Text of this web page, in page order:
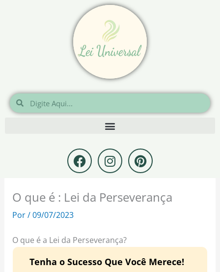
Pesquisar
Pesquisar
F
a
c
e
b
k
I
n
s
t
a
a
m
P
i
n
t
e
t
O que é : Lei da Perseverança
Por/09/07/2023
O que é a Lei da Perseverança?
Tenha o Sucesso Que Você Merece!